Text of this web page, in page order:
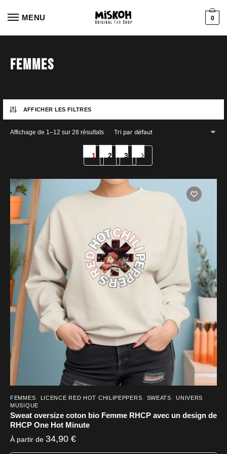
MENU 0
Femmes
AFFICHER LES FILTRES
Affichage de 1–12 sur 28 résultats
1 2 3
FEMMES, LICENCE RED HOT CHILIPEPPERS, SWEATS,UNIVERS
MUSIQUE
Sweat oversize coton bio Femme RHCP avec un design de
RHCP One Hot Minute
À partir de 34,90 €